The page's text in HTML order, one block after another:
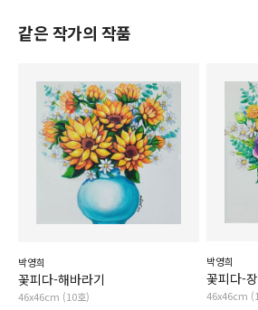
같은 작가의 작품
박영희
꽃피다-해바라기
46x46cm (10호)
박영희
꽃피다-
46x46cm